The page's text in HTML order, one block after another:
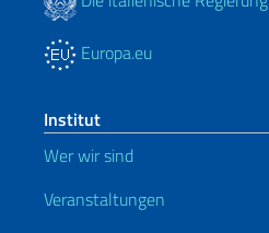
Europa.eu
Institut
Wer wir sind
Veranstaltungen